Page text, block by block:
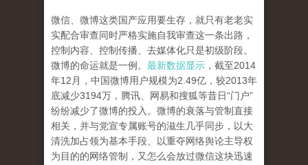
微信、微博这类国产应用要生存，就只有老老实
实配合审查同时严格实施自我审查这一条出路，
控制内容、控制传播、去媒体化只是初级阶段。
微博的命运就是一例。 最新数据显示 ，截至2014
年12月，中国微博用户规模为2.49亿，较2013年
底减少3194万，腾讯、网易和搜狐等昔日“门户”
纷纷减少了微博的投入。微博的衰落与管制直接
相关，并与党宣专属账号的滋生几乎同步，以大
清洗加占领为基本手段、以重夺网络舆论主导权
为目的的网络管制，又怎么会放过微信这块迅速